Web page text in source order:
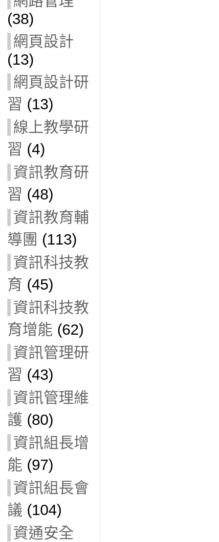
(38)
網頁設計
(13)
網頁設計研
習 (13)
線上教學研
習 (4)
資訊教育研
習 (48)
資訊教育輔
導團 (113)
資訊科技教
育 (45)
資訊科技教
育增能 (62)
資訊管理研
習 (43)
資訊管理維
護 (80)
資訊組長增
能 (97)
資訊組長會
議 (104)
資通安全